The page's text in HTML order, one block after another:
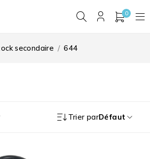
0
secondaire / 644
Trier parDéfaut